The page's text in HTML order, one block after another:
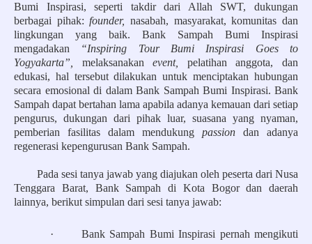
Bumi Inspirasi, seperti takdir dari Allah SWT, dukungan
berbagai pihak:founder, nasabah, masyarakat, komunitas dan
lingkungan yang baik. Bank Sampah Bumi Inspirasi
mengadakan “Inspiring Tour Bumi Inspirasi Goes to
Yogyakarta”, melaksanakan ­event, pelatihan anggota, dan
edukasi, hal tersebut dilakukan untuk menciptakan hubungan
secara emosional di dalam Bank Sampah Bumi Inspirasi. Bank
Sampah dapat bertahan lama apabila adanya kemauan dari setiap
pengurus, dukungan dari pihak luar, suasana yang nyaman,
pemberian fasilitas dalam mendukung passion dan adanya
regenerasi kepengurusan Bank Sampah.
Pada sesi tanya jawab yang diajukan oleh peserta dari Nusa
Tenggara Barat, Bank Sampah di Kota Bogor dan daerah
lainnya, berikut simpulan dari sesi tanya jawab:
·
Bank Sampah Bumi Inspirasi pernah mengikuti